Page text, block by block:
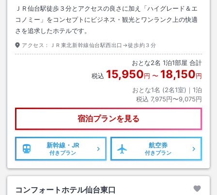
ＪＲ仙台駅徒歩３分とアクセスの良さに加え「ハイグレード＆エ
コノミー」をコンセプトにビジネス・観光とワンランク上の快適
さを追求したホテルです。
アクセス： ＪＲ東北新幹線仙台駅西出口→徒歩約３分
おとな2名 1泊1部屋 合計
税込 15,950円 〜 18,150円
おとな1名 (2名1室)｜ 1泊
税込 7,975円〜9,075円
宿泊プランを見る
新幹線・JR
付きプラン
航空券
付きプラン
コンフォートホテル仙台東口